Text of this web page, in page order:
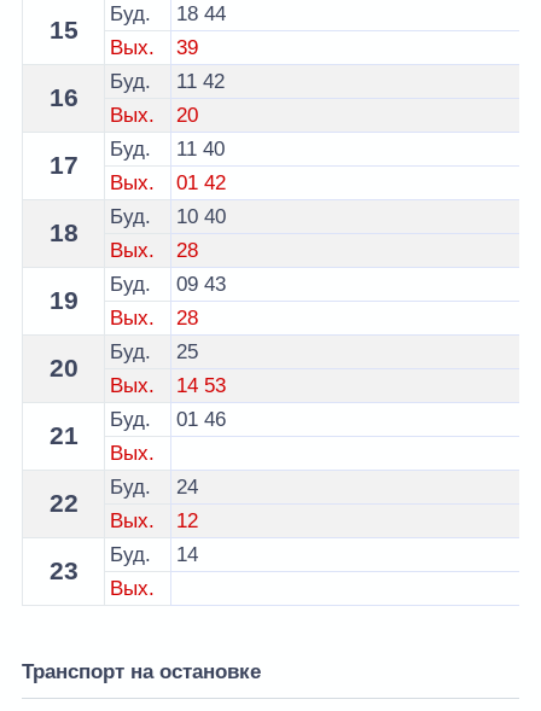
15
Буд. 18 44
Вых.
39
16
Буд. 11 42
Вых.
20
17
Буд. 11 40
Вых.
01 42
18
Буд. 10 40
Вых.
28
19
Буд. 09 43
Вых.
28
20
Буд.
25
Вых.
14 53
21
Буд. 01 46
Вых.
22
Буд.
24
Вых.
12
23
Буд.
14
Вых.
Транспорт на остановке